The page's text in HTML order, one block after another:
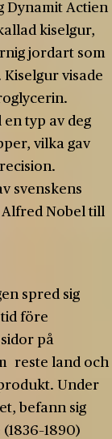
Dynamit Actien
kiselgur,
jordart som
visade
typ av deg
vilka gav
svenskens
Nobel till
spred sig
före
på
reste land och
Under
befann sig